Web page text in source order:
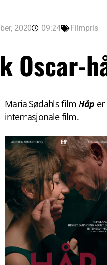
2020 09:24 Filmpris
Oscar-
Maria Sødahls film Håp er
internasjonale film.